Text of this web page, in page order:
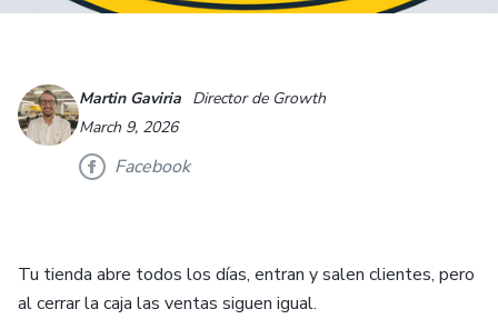
Martin Gaviria Director de Growth
March 9, 2026
Facebook
Tu tienda abre todos los días, entran y salen clientes, pero
al cerrar la caja las ventas siguen igual.